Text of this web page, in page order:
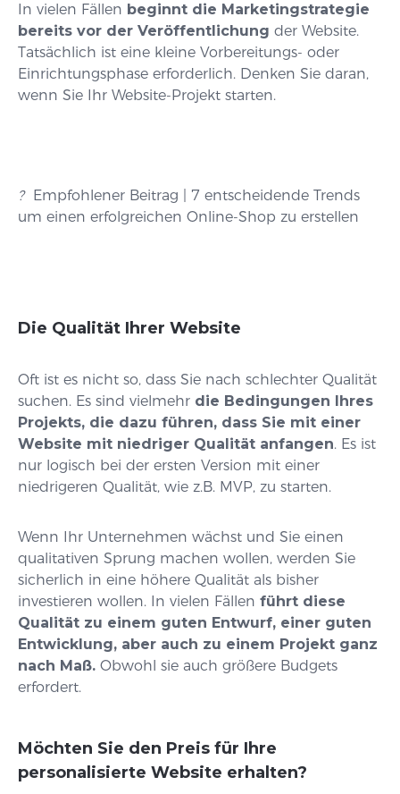
In vielen Fällen beginnt die Marketingstrategie
bereits vor der Veröffentlichung der Website.
Tatsächlich ist eine kleine Vorbereitungs- oder
Einrichtungsphase erforderlich. Denken Sie daran,
wenn Sie Ihr Website-Projekt starten.
? Empfohlener Beitrag | 7 entscheidende Trends
um einen erfolgreichen Online-Shop zu erstellen
Die Qualität Ihrer Website
Oft ist es nicht so, dass Sie nach schlechter Qualität
suchen. Es sind vielmehr die Bedingungen Ihres
Projekts, die dazu führen, dass Sie mit einer
Website mit niedriger Qualität anfangen. Es ist
nur logisch bei der ersten Version mit einer
niedrigeren Qualität, wie z.B. MVP, zu starten.
Wenn Ihr Unternehmen wächst und Sie einen
qualitativen Sprung machen wollen, werden Sie
sicherlich in eine höhere Qualität als bisher
investieren wollen. In vielen Fällen führt diese
Qualität zu einem guten Entwurf, einer guten
Entwicklung, aber auch zu einem Projekt ganz
nach Maß. Obwohl sie auch größere Budgets
erfordert.
Möchten Sie den Preis für Ihre
personalisierte Website erhalten?